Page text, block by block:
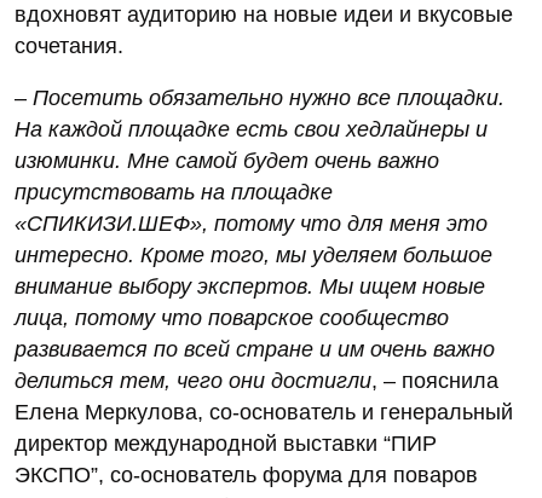
вдохновят аудиторию на новые идеи и вкусовые
сочетания.
– Посетить обязательно нужно все площадки.
На каждой площадке есть свои хедлайнеры и
изюминки. Мне самой будет очень важно
присутствовать на площадке
«СПИКИЗИ.ШЕФ», потому что для меня это
интересно. Кроме того, мы уделяем большое
внимание выбору экспертов. Мы ищем новые
лица, потому что поварское сообщество
развивается по всей стране и им очень важно
делиться тем, чего они достигли, – пояснила
Елена Меркулова, со-основатель и генеральный
директор международной выставки “ПИР
ЭКСПО”, со-основатель форума для поваров